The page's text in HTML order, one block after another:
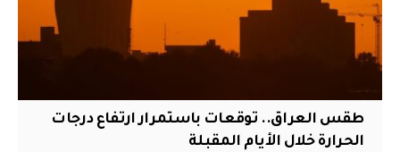
طقس العراق.. توقعات باستمرار ارتفاع درجات
الحرارة خلال الأيام المقبلة